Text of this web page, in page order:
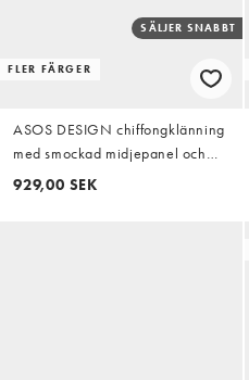
FLER FÄRGER
SÄLJER SNABBT
ASOS DESIGN chiffongklänning
med smockad midjepanel och
klockad kjoldel i rost
929,00 SEK